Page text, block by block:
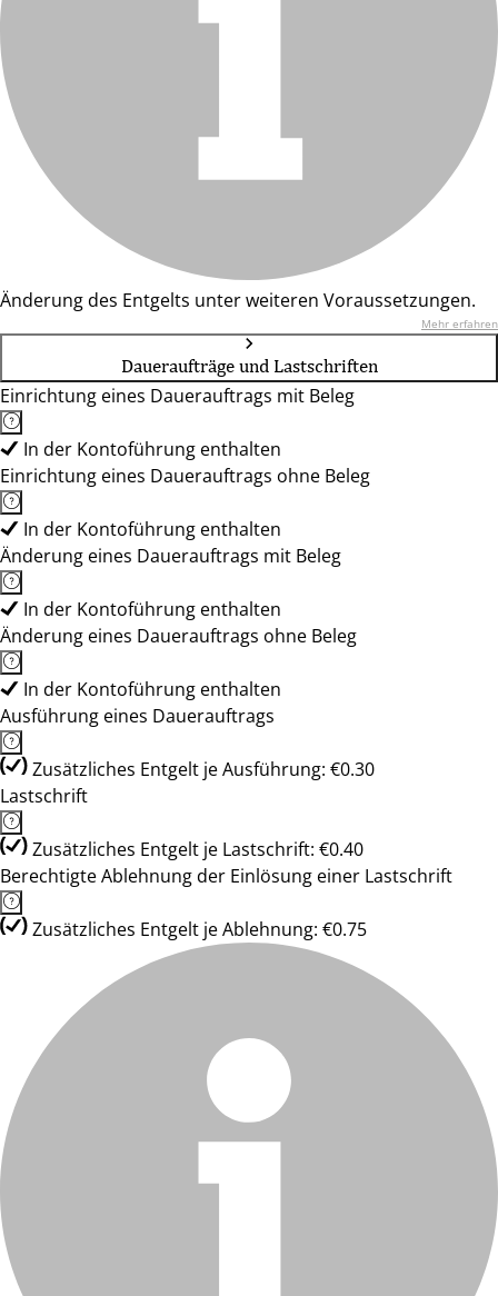
Änderung des Entgelts unter weiteren Voraussetzungen.
Mehr erfahren
Daueraufträge und Lastschriften
Einrichtung eines Dauerauftrags mit Beleg
In der Kontoführung enthalten
Einrichtung eines Dauerauftrags ohne Beleg
In der Kontoführung enthalten
Änderung eines Dauerauftrags mit Beleg
In der Kontoführung enthalten
Änderung eines Dauerauftrags ohne Beleg
In der Kontoführung enthalten
Ausführung eines Dauerauftrags
Zusätzliches Entgelt je Ausführung: €0.30
Lastschrift
Zusätzliches Entgelt je Lastschrift: €0.40
Berechtigte Ablehnung der Einlösung einer Lastschrift
Zusätzliches Entgelt je Ablehnung: €0.75